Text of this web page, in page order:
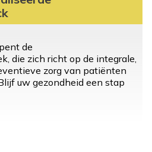
de
die zich richt op de integrale,
zorg van patiënten
uw gezondheid een stap